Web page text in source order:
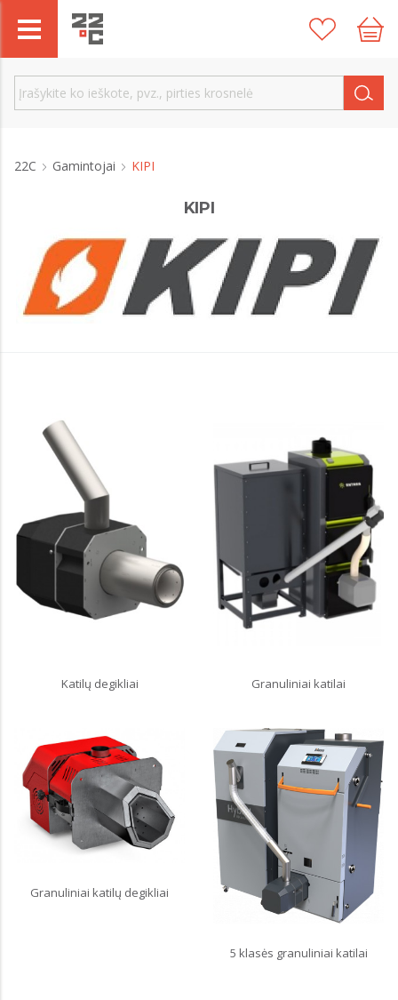
22C Gamintojai KIPI
KIPI
Katilų degikliai Granuliniai katilai
Granuliniai katilų degikliai
5 klasės granuliniai katilai